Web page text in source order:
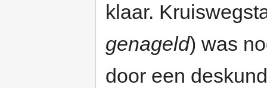
klaar.
genageld) was
door een